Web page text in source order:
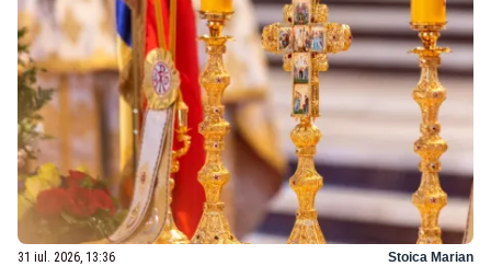
31 iul. 2026, 13:36 Stoica Marian